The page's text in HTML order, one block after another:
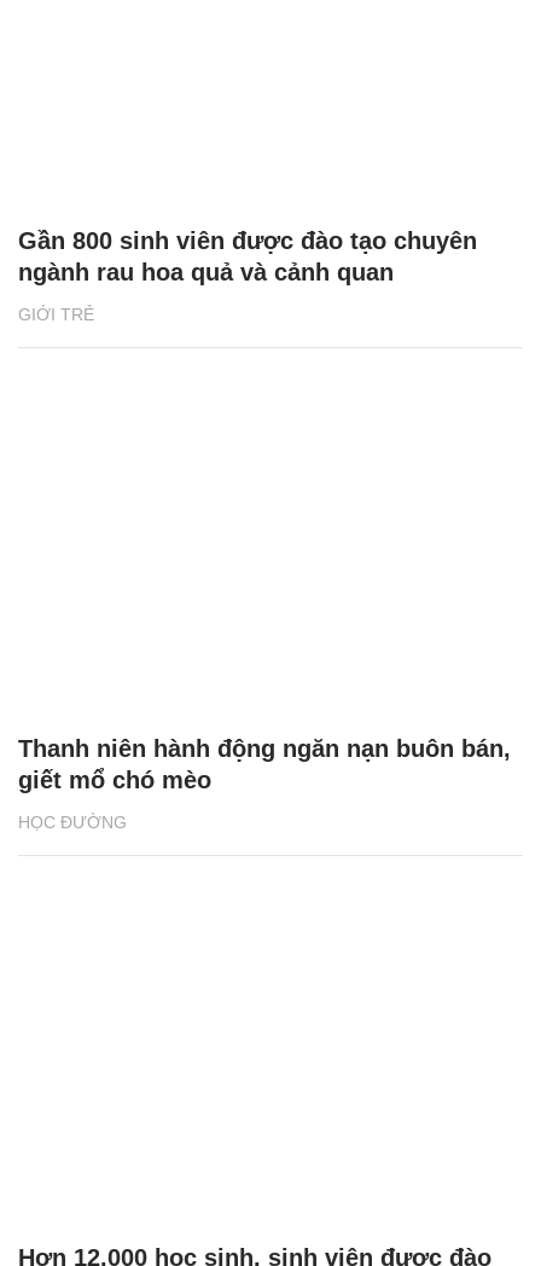
GIỚI TRẺ
Gần 800 sinh viên được đào tạo chuyên
ngành rau hoa quả và cảnh quan
HỌC ĐƯỜNG
Thanh niên hành động ngăn nạn buôn bán,
giết mổ chó mèo
Hơn 12.000 học sinh, sinh viên được đào